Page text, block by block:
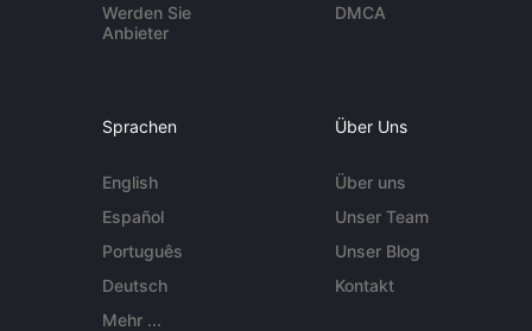
Werden Sie
Anbieter
DMCA
Sprachen
English
Español
Português
Deutsch
Mehr ...
Über Uns
Über uns
Unser Team
Unser Blog
Kontakt